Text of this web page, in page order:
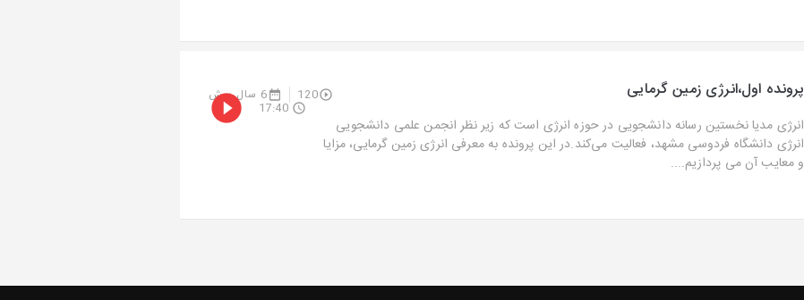
پرونده اول،انرژی زمین گرمایی 120 6 سال پیش
انرژی مدیا نخستین رسانه دانشجویی در حوزه انرژی است که زیر نظر انجمن علمی دانشجویی
انرژی دانشگاه فردوسی مشهد، فعالیت می‌کند.در این پرونده به معرفی انرژی زمین گرمایی، مزایا
و معایب آن می پردازیم....
17:40